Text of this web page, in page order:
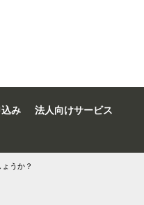
み
法人向けサービス
うか？